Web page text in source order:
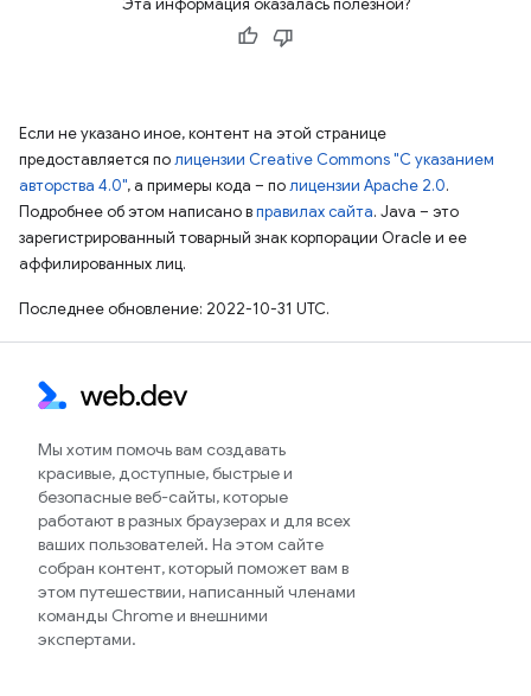
Если не указано иное, контент на этой странице
предоставляется полицензии Creative Commons "С указанием
авторства 4.0", а примеры кода – полицензии Apache 2.0.
Подробнее об этом написано вправилах сайта. Java – это
зарегистрированный товарный знак корпорации Oracle и ее
аффилированных лиц.
Последнее обновление: 2022-10-31 UTC.
Мы хотим помочь вам создавать
красивые, доступные, быстрые и
безопасные веб-сайты, которые
работают в разных браузерах и для всех
ваших пользователей. На этом сайте
собран контент, который поможет вам в
этом путешествии, написанный членами
команды Chrome и внешними
экспертами.